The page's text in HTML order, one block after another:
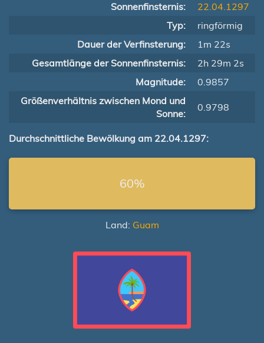
Sonnenfinsternis:
22.04.1297
Typ:
ringförmig
Dauer der Verfinsterung:
1m 22s
Gesamtlänge der Sonnenfinsternis:
2h 29m 2s
Magnitude:
0.9857
Größenverhältnis zwischen Mond und
Sonne:
0.9798
Durchschnittliche Bewölkung am 22.04.1297:
60%
Land: Guam